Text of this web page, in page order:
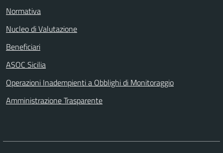
Normativa
Nucleo di Valutazione
Beneficiari
ASOC Sicilia
Operazioni Inadempienti a Obblighi di Monitoraggio
Amministrazione Trasparente